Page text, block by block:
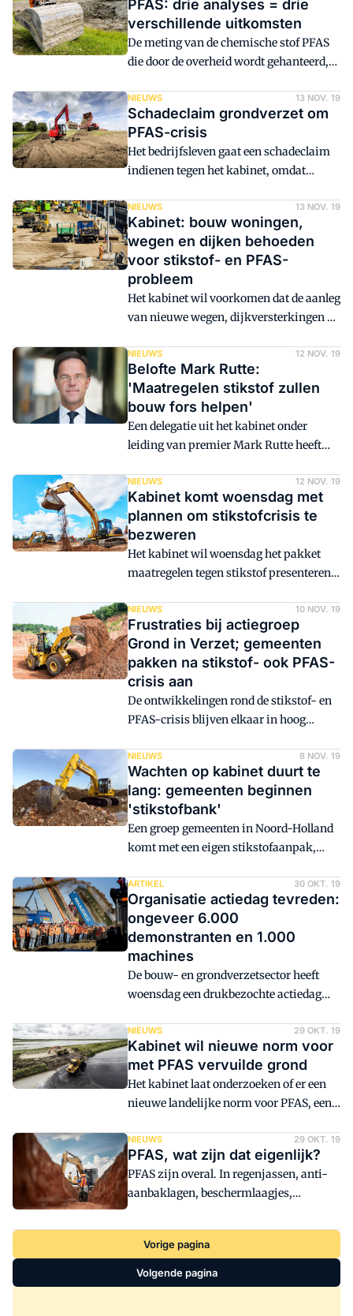
PFAS: drie analyses = drie
verschillende uitkomsten
De meting van de chemische stof PFAS
die door de overheid wordt gehanteerd,
onnauwkeurig beeld. Dit concludeert
bureau S&R Milieuadvies in een rapport
in opdracht van de Nederlandse
Vereniging Van Procesmatige
Grondbewerkingsbedrijven. Het rapport
NIEUWS 13 NOV. 19
Schadeclaim grondverzet om
PFAS-crisis
Het bedrijfsleven gaat een schadeclaim
indienen tegen het kabinet, omdat
hebben kunnen werken door de
maatregelen rond PFAS.
NIEUWS 13 NOV. 19
Kabinet: bouw woningen,
wegen en dijken behoeden
voor stikstof- en PFAS-
probleem
Het kabinet wil voorkomen dat de aanleg
van nieuwe wegen, dijkversterkingen en
de stikstofcrisis. Enkele
woensdagochtend aangekondigde
maatregelen moeten bijdragen aan een
oplossing voor de korte termijn.
Bouwbedrijven en gemeenten geloven
echter niet dat de impasse nu is
geeft hen gelijk.
NIEUWS 12 NOV. 19
Belofte Mark Rutte:
'Maatregelen stikstof zullen
bouw fors helpen'
Een delegatie uit het kabinet onder
leiding van premier Mark Rutte heeft
vertegenwoordigers uit de bouw vooral
geluisterd. Over de stikstofplannen
waarmee het kabinet de bouw van
huizen en de aanleg van infrastructuur
vlot wil trekken, lieten de
bewindspersonen weinig tot niets los.
NIEUWS 12 NOV. 19
Kabinet komt woensdag met
plannen om stikstofcrisis te
bezweren
Het kabinet wil woensdag het pakket
maatregelen tegen stikstof presenteren
overeengekomen na wekenlang overleg.
De maatregelen voor de korte termijn
moeten ervoor zorgen dat onder meer de
woningbouw kan worden vlotgetrokken.
NIEUWS 10 NOV. 19
Frustraties bij actiegroep
Grond in Verzet; gemeenten
pakken na stikstof- ook PFAS-
crisis aan
De ontwikkelingen rond de stikstof- en
PFAS-crisis blijven elkaar in hoog
Verzet is gefrustreerd over het uitblijven
van landelijke maatregelen. Omdat het
kabinet niets doet, proberen gemeenten
intussen een uitweg te zoeken om de
problemen op te lossen.
NIEUWS 8 NOV. 19
Wachten op kabinet duurt te
lang: gemeenten beginnen
'stikstofbank'
Een groep gemeenten in Noord-Holland
komt met een eigen stikstofaanpak,
maatregelen van het kabinet en de
provincies moeten wachten. De
gemeenten Bergen, Schagen en Opmeer
trekken de kar. Het is de bedoeling dat
circa zeventien andere gemeenten zich
aansluiten bij het initiatief, zodra hun
gemeenteraden daarvoor groen licht
ARTIKEL 30 OKT. 19
Organisatie actiedag tevreden:
ongeveer 6.000
demonstranten en 1.000
machines
De bouw- en grondverzetsector heeft
woensdag een drukbezochte actiedag
Aanleiding waren de stikstofcrisis en de
problemen met PFAS-grond. Het motto
van de dag: 'De grens is bereikt.' Bekijk
hieronder het liveblog dat
BouwMachines tijdens de dag en de
NIEUWS 29 OKT. 19
Kabinet wil nieuwe norm voor
met PFAS vervuilde grond
Het kabinet laat onderzoeken of er een
nieuwe landelijke norm voor PFAS, een
stoffen in de grond, kan worden
ingesteld. De problemen die zijn
ontstaan door de huidige strenge
normen, moeten daarmee deels worden
NIEUWS 29 OKT. 19
PFAS, wat zijn dat eigenlijk?
PFAS zijn overal. In regenjassen, anti-
aanbaklagen, beschermlaagjes,
blusschuim van de brandweer en zelfs in
het menselijk lichaam. En dus ook in de
bodem. Maar wat zijn PFAS nou
eigenlijk?
Vorige pagina
Volgende pagina